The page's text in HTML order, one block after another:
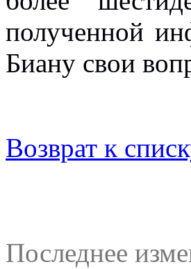
полученной
Биану свои
Возврат к
Последнее